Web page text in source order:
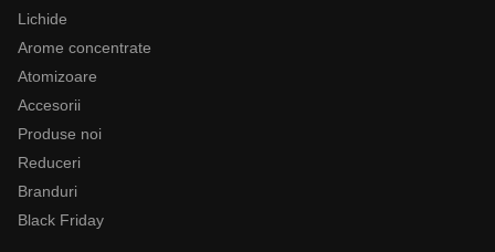
Lichide
Arome concentrate
Atomizoare
Accesorii
Produse noi
Reduceri
Branduri
Black Friday